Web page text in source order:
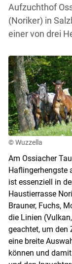
Aufzuchthof
(Noriker) in
einer von drei
© Wuzzella
Am Ossiacher
Haflingerhengste
ist essenziell in
Haustierrasse
Brauner, Fuchs,
die Linien
geachtet, um den
eine breite
können und